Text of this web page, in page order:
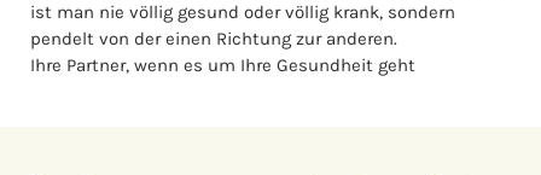
ist man nie völlig gesund oder völlig krank, sondern
pendelt von der einen Richtung zur anderen.
Ihre Partner, wenn es um Ihre Gesundheit geht